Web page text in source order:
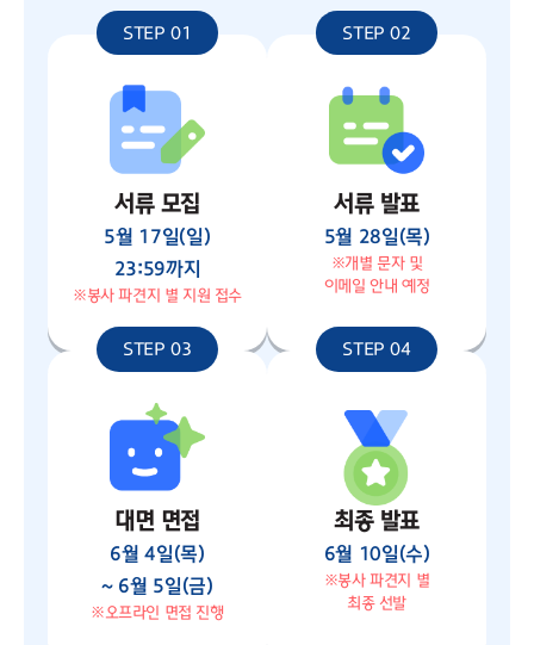
STEP 01
서류 모집
5월 17일(일)
23:59까지
※봉사 파견지 별 지원 접수
STEP 02
서류 발표
5월 28일(목)
※개별 문자 및
이메일 안내 예정
STEP 03
대면 면접
6월 4일(목)
~ 6월 5일(금)
※오프라인 면접 진행
STEP 04
최종 발표
6월 10일(수)
※봉사 파견지 별
최종 선발